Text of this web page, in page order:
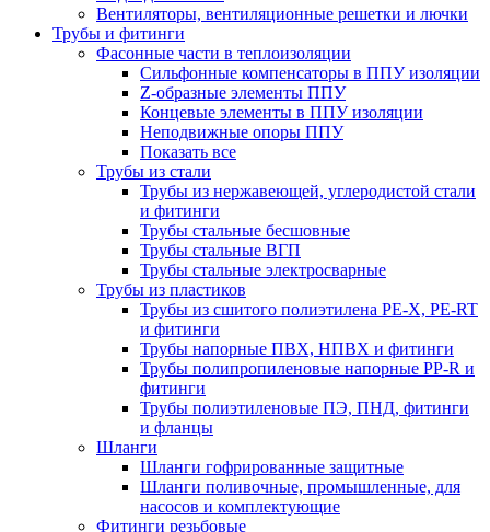
Вентиляторы, вентиляционные решетки и лючки
Трубы и фитинги
Фасонные части в теплоизоляции
Cильфонные компенсаторы в ППУ изоляции
Z-образные элементы ППУ
Концевые элементы в ППУ изоляции
Неподвижные опоры ППУ
Показать все
Трубы из стали
Трубы из нержавеющей, углеродистой стали
и фитинги
Трубы стальные бесшовные
Трубы стальные ВГП
Трубы стальные электросварные
Трубы из пластиков
Трубы из сшитого полиэтилена PE-X, PE-RT
и фитинги
Трубы напорные ПВХ, НПВХ и фитинги
Трубы полипропиленовые напорные PP-R и
фитинги
Трубы полиэтиленовые ПЭ, ПНД, фитинги
и фланцы
Шланги
Шланги гофрированные защитные
Шланги поливочные, промышленные, для
насосов и комплектующие
Фитинги резьбовые